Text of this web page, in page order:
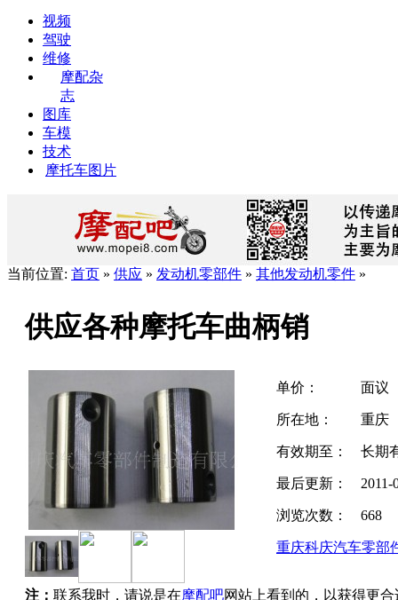
视频
驾驶
维修
摩配杂
志
图库
车模
技术
摩托车图片
当前位置: 首页 » 供应 » 发动机零部件 » 其他发动机零件 »
供应各种摩托车曲柄销
单价： 面议
所在地： 重庆
有效期至： 长期
最后更新： 2011-
浏览次数： 668
重庆科庆汽车零部
注： 联系我时，请说是在摩配吧网站上看到的，以获得更